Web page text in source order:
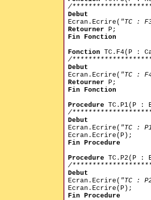
/
Debut
Ecran.Ecrire( "TC :
Retourner P;
Fin Fonction
Fonction TC.F4(P :
/
Debut
Ecran.Ecrire( "TC :
Retourner P;
Fin Fonction
ProcedureTC.P1(P :
/
Debut
Ecran.Ecrire( "TC :
Ecran.Ecrire(P);
Fin Procedure
ProcedureTC.P2(P :
/
Debut
Ecran.Ecrire( "TC :
Ecran.Ecrire(P);
Fin Procedure